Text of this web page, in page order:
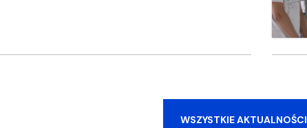
WSZYSTKIE AKTUALNOŚCI